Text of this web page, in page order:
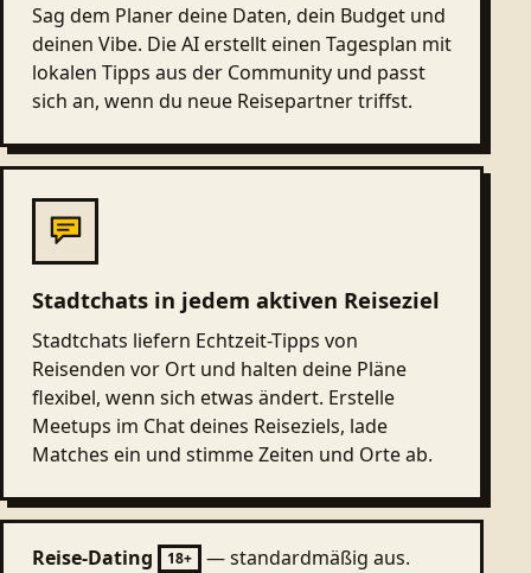
Sag dem Planer deine Daten, dein Budget und
deinen Vibe. Die AI erstellt einen Tagesplan mit
lokalen Tipps aus der Community und passt
sich an, wenn du neue Reisepartner triffst.
Stadtchats in jedem aktiven Reiseziel
Stadtchats liefern Echtzeit-Tipps von
Reisenden vor Ort und halten deine Pläne
flexibel, wenn sich etwas ändert. Erstelle
Meetups im Chat deines Reiseziels, lade
Matches ein und stimme Zeiten und Orte ab.
Reise-Dating 18+
— standardmäßig aus.